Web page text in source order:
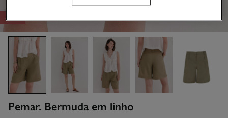
-51%
Pemar. Bermuda em linho